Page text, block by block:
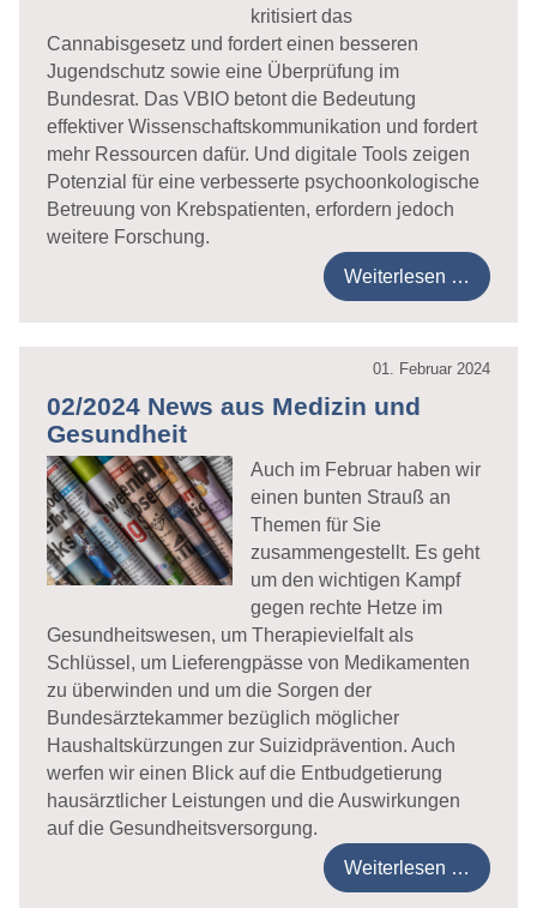
kritisiert das
Cannabisgesetz und fordert einen besseren
Jugendschutz sowie eine Überprüfung im
Bundesrat. Das VBIO betont die Bedeutung
effektiver Wissenschaftskommunikation und fordert
mehr Ressourcen dafür. Und digitale Tools zeigen
Potenzial für eine verbesserte psychoonkologische
Betreuung von Krebspatienten, erfordern jedoch
weitere Forschung.
Weiterlesen …
01. Februar 2024
02/2024 News aus Medizin und
Gesundheit
Auch im Februar haben wir
einen bunten Strauß an
Themen für Sie
zusammengestellt. Es geht
um den wichtigen Kampf
gegen rechte Hetze im
Gesundheitswesen, um Therapievielfalt als
Schlüssel, um Lieferengpässe von Medikamenten
zu überwinden und um die Sorgen der
Bundesärztekammer bezüglich möglicher
Haushaltskürzungen zur Suizidprävention. Auch
werfen wir einen Blick auf die Entbudgetierung
hausärztlicher Leistungen und die Auswirkungen
auf die Gesundheitsversorgung.
Weiterlesen …